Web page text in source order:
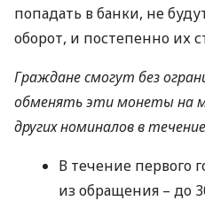
попадать в банки, не
оборот, и постепенно их
Граждане смогут без
обменять эти монеты на
других номиналов в
В течение первого
из обращения – до